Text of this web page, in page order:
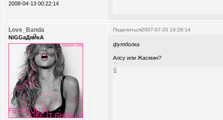
2008-04-13 00:22:14
Поделиться2007-07-20 19:28:14
Love_Banda
NiGGaДяЙкА
футболка
Алсу или Жасмин?
0